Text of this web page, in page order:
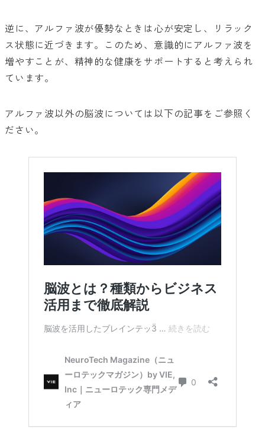
逆に、アルファ波が優勢なときは心が安定し、リラック
ス状態に近づきます。このため、意識的にアルファ波を
増やすことが、精神的な健康をサポートすると考えられ
ています。
アルファ波以外の脳波については以下の記事をご参照く
ださい。